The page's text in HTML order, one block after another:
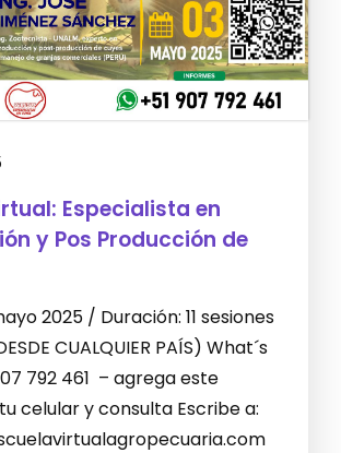
Especialista en
y Pos Producción de
2025 / Duración: 11 sesiones
CUALQUIER PAÍS) What´s
792 461 – agrega este
celular y consulta Escribe a: